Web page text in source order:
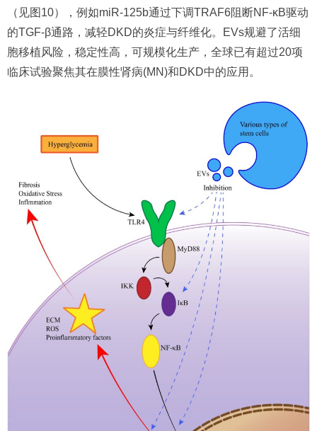
（见图10），例如miR-125b通过下调TRAF6阻断NF-κB驱动
的TGF-β通路，减轻DKD的炎症与纤维化。EVs规避了活细
胞移植风险，稳定性高，可规模化生产，全球已有超过20项
临床试验聚焦其在膜性肾病(MN)和DKD中的应用。